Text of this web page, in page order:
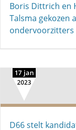
Boris Dittrich en
Talsma gekozen
ondervoorzitters
17 jan
2023
D66 stelt